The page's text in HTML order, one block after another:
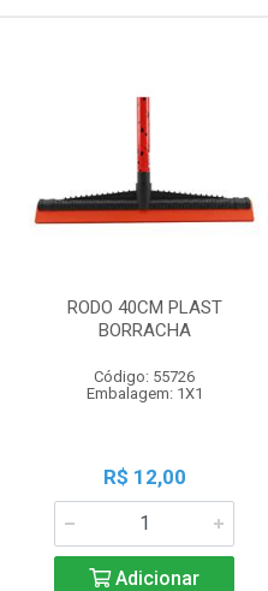
RODO 40CM PLAST
BORRACHA
Código: 55726
Embalagem: 1X1
R$ 12,00
Adicionar